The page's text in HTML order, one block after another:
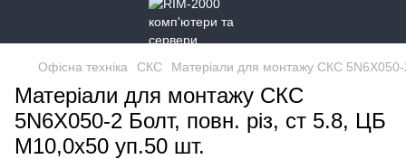
Офісна техніка СКС Матеріали для монтажу СКС
Матеріали для монтажу СКС
5N6X050-2 Болт, повн. різ, ст 5.8, ЦБ
М10,0х50 уп.50 шт.